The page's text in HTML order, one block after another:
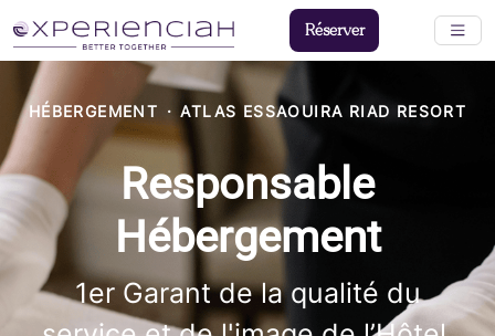
HÉBERGEMENT · ATLAS ESSAOUIRA RIAD RESORT
Responsable
Hébergement
1er Garant de la qualité du
Réserver